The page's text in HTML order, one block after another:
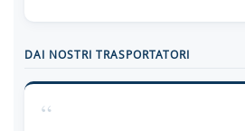
DAI NOSTRI TRASPORTATORI
“